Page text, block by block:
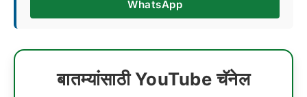
WhatsApp
बातम्यांसाठी YouTube चॅनेल